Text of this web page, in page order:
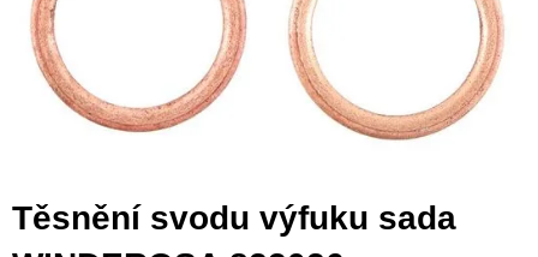
Těsnění svodu výfuku sada